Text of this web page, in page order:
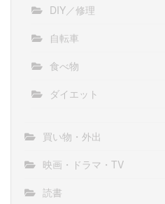
DIY／修理
自転車
食べ物
ダイエット
買い物・外出
映画・ドラマ・TV
読書